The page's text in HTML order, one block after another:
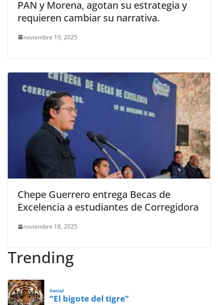
PAN y Morena, agotan su estrategia y
requieren cambiar su narrativa.
noviembre 19, 2025
Chepe Guerrero entrega Becas de
Excelencia a estudiantes de Corregidora
noviembre 18, 2025
Trending
Social
“El bigote del tigre”